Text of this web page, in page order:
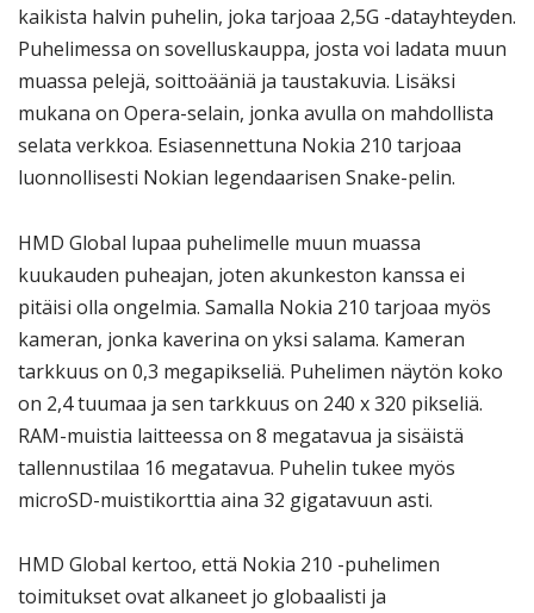
kaikista halvin puhelin, joka tarjoaa 2,5G -datayhteyden.
Puhelimessa on sovelluskauppa, josta voi ladata muun
muassa pelejä, soittoääniä ja taustakuvia. Lisäksi
mukana on Opera-selain, jonka avulla on mahdollista
selata verkkoa. Esiasennettuna Nokia 210 tarjoaa
luonnollisesti Nokian legendaarisen Snake-pelin.
HMD Global lupaa puhelimelle muun muassa
kuukauden puheajan, joten akunkeston kanssa ei
pitäisi olla ongelmia. Samalla Nokia 210 tarjoaa myös
kameran, jonka kaverina on yksi salama. Kameran
tarkkuus on 0,3 megapikseliä. Puhelimen näytön koko
on 2,4 tuumaa ja sen tarkkuus on 240 x 320 pikseliä.
RAM-muistia laitteessa on 8 megatavua ja sisäistä
tallennustilaa 16 megatavua. Puhelin tukee myös
microSD-muistikorttia aina 32 gigatavuun asti.
HMD Global kertoo, että Nokia 210 -puhelimen
toimitukset ovat alkaneet jo globaalisti ja